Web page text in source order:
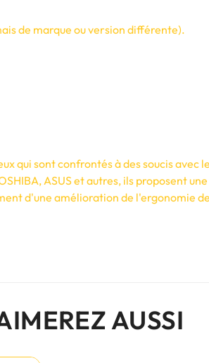
de marque ou version différente).
qui sont confrontés à des soucis
ASUS et autres, ils proposent
d'une amélioration de l'ergonomie
AUSSI